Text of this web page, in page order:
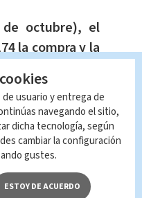
octubre), el
la compra y la
la compra del
usuario y entrega de
navegando el sitio,
dicha tecnología, según
cambiar la configuración
gustes.
ESTOY DE ACUERDO